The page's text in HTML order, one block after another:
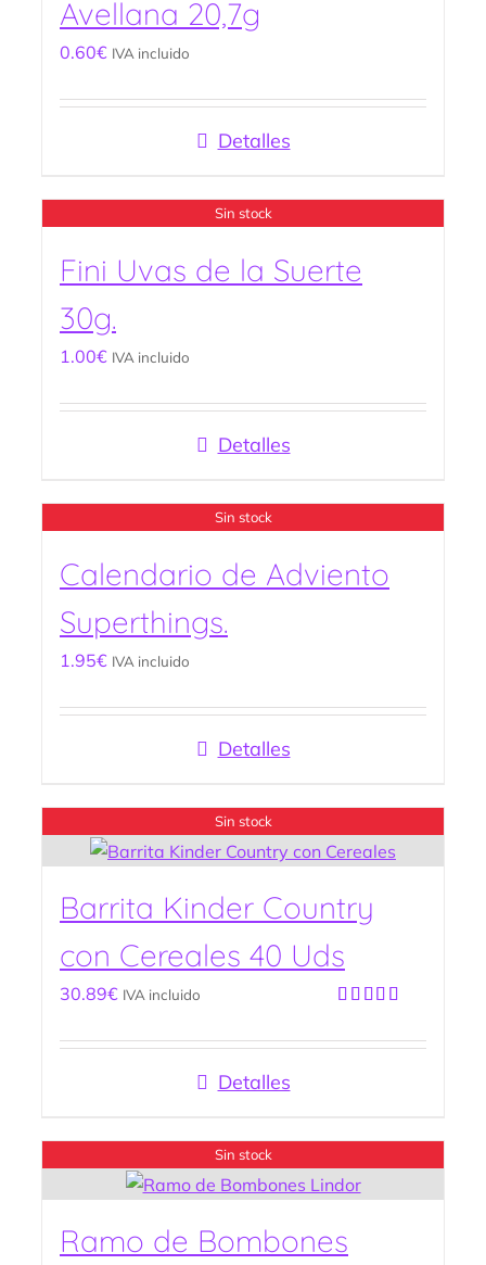
Avellana 20,7g
0.60€ IVA incluido
Detalles
Sin stock
Fini Uvas de la Suerte
30g.
1.00€ IVA incluido
Detalles
Sin stock
Calendario de Adviento
Superthings.
1.95€ IVA incluido
Detalles
Sin stock
Barrita Kinder Country
con Cereales 40 Uds
con5.00de
5
30.89€ IVA incluido
Detalles
Sin stock
Ramo de Bombones